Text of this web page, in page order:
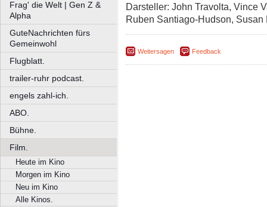
Frag' die Welt | Gen Z &
Alpha
GuteNachrichten fürs
Gemeinwohl
Flugblatt.
trailer-ruhr podcast.
engels zahl-ich.
ABO.
Bühne.
Film.
Heute im Kino
Morgen im Kino
Neu im Kino
Alle Kinos.
Darsteller: John Travolta, Vince
Ruben Santiago-Hudson,
Weitersagen Feedback